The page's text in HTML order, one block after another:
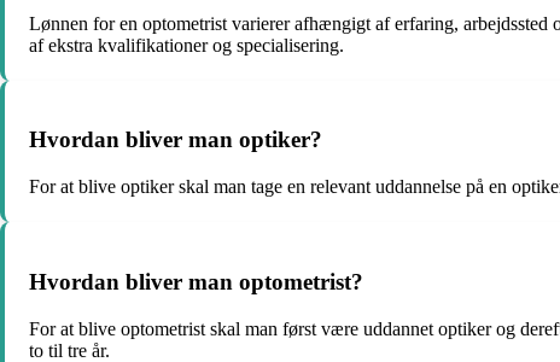
Lønnen for en optometrist varierer afhængigt af erfaring,
af ekstra kvalifikationer og specialisering.
Hvordan bliver man optiker?
For at blive optiker skal man tage en relevant uddannelse på en
Hvordan bliver man optometrist?
For at blive optometrist skal man først være uddannet optiker og
to til tre år.